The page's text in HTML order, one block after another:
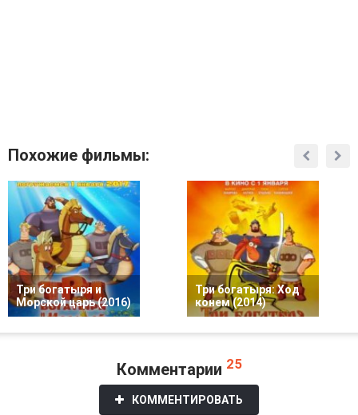
Похожие фильмы:
Три богатыря и
Морской царь (2016)
Три богатыря: Ход
конем (2014)
Комментарии 25
КОММЕНТИРОВАТЬ